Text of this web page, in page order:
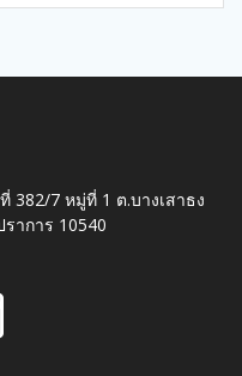
382/7 หมู่ที่ 1 ต.บางเสาธง
าการ 10540